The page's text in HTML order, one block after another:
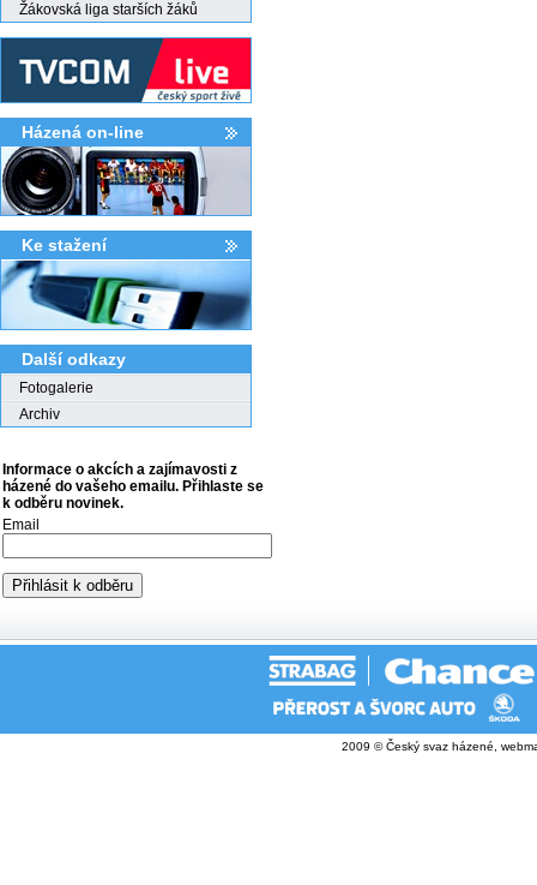
Žákovská liga starších žáků
Házená on-line
Ke stažení­
Další odkazy
Fotogalerie
Archiv
Informace o akcích a zajímavosti z
házené do vašeho emailu. Přihlaste se
k odběru novinek.
Email
2009 © Český svaz házené,